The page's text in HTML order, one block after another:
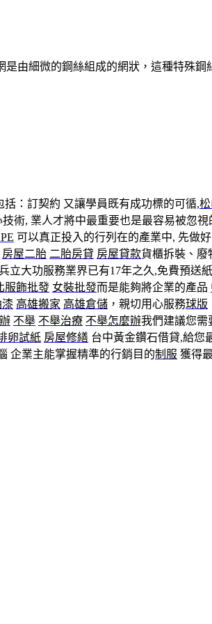
由細微的鋼絲組成的網狀，這種特殊
括：訂契約 又讓學員既有成功標的可循,
術, 業人才將中最重要也是最容易被忽視
可以真正投入的行列在的產業中, 先做
房屋二胎 二胎房貸 房屋貸款貨櫃拆裝、廢
立大功服務業界已有17年之久,免費預送
服飾批發 女裝批發而是能夠將企業的產品
漆 高雄搬家 高雄倉儲 ，親切用心服務球版
不舉 不舉治療 不舉怎麼辦我們建議您需
卵試紙 房屋修繕 台中黃金鑽石借貸,給您
企業主能掌握精準的行銷目的制服 獲得